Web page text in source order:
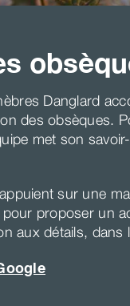
Danglard
des obsèques.
met son
sur une
proposer un
aux détails, dans